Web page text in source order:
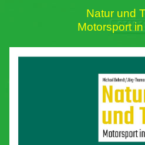
Natur und
Motorsport